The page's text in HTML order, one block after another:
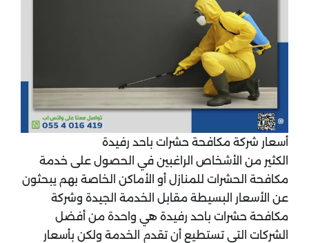
‏أسعار شركة مكافحة حشرات باحد رفيدة
‏الكثير من الأشخاص الراغبين في الحصول على خدمة
مكافحة الحشرات للمنازل أو الأماكن الخاصة بهم يبحثون
عن الأسعار البسيطة مقابل الخدمة الجيدة وشركة
مكافحة حشرات باحد رفيدة هي واحدة من أفضل
الشركات التي تستطيع أن تقدم الخدمة ولكن بأسعار